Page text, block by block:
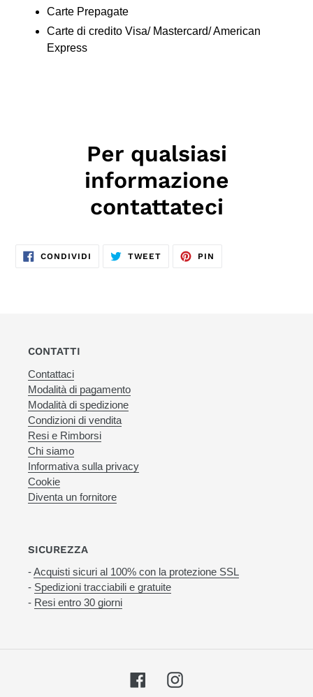
Carte Prepagate
Carte di credito Visa/ Mastercard/ American
Express
Per qualsiasi
informazione
contattateci
CONDIVIDI CONDIVIDITWEET TWITTA PIN
CONTATTI
Contattaci
Modalità di pagamento
Modalità di spedizione
Condizioni di vendita
Resi e Rimborsi
Chi siamo
Informativa sulla privacy
Cookie
Diventa un fornitore
SICUREZZA
-Acquisti sicuri al 100% con la protezione SSL
- Spedizioni tracciabili e gratuite
- Resi entro 30 giorni
FacebookInstagram